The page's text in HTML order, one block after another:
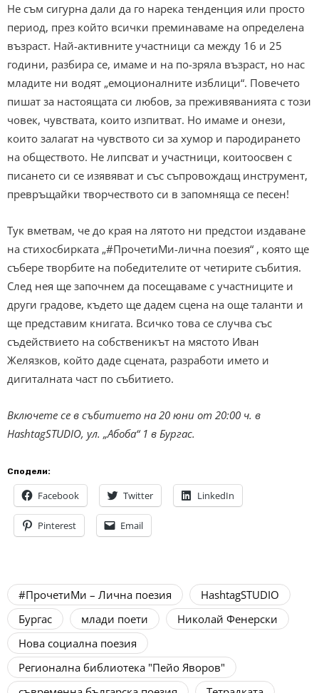
Не съм сигурна дали да го нарека тенденция или просто
период, през който всички преминаваме на определена
възраст. Най-активните участници са между 16 и 25
години, разбира се, имаме и на по-зряла възраст, но нас
младите ни водят „емоционалните изблици“. Повечето
пишат за настоящата си любов, за преживяванията с този
човек, чувствата, които изпитват. Но имаме и онези,
които залагат на чувството си за хумор и пародирането
на обществото. Не липсват и участници, коитоосвен с
писането си се изявяват и със съпровождащ инструмент,
превръщайки творчеството си в запомняща се песен!
Тук вметвам, че до края на лятото ни предстои издаване
на стихосбирката „#ПрочетиМи-лична поезия“ , която ще
събере творбите на победителите от четирите събития.
След нея ще започнем да посещаваме с участниците и
други градове, където ще дадем сцена на още таланти и
ще представим книгата. Всичко това се случва със
съдействието на собственикът на мястото Иван
Желязков, който даде сцената, разработи името и
дигиталната част по събитието.
Включете се в събитието на 20 юни от 20:00 ч. в
HashtagSTUDIO, ул. „Абоба“ 1 в Бургас.
Сподели:
Facebook Twitter LinkedIn
Pinterest Email
#ПрочетиМи – Лична поезия
HashtagSTUDIO
Бургас
млади поети
Николай Фенерски
Нова социална поезия
Регионална библиотека "Пейо Яворов"